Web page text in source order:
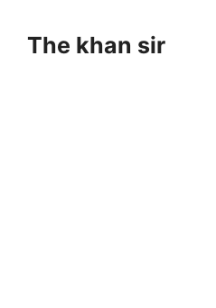
contentThe khan sir